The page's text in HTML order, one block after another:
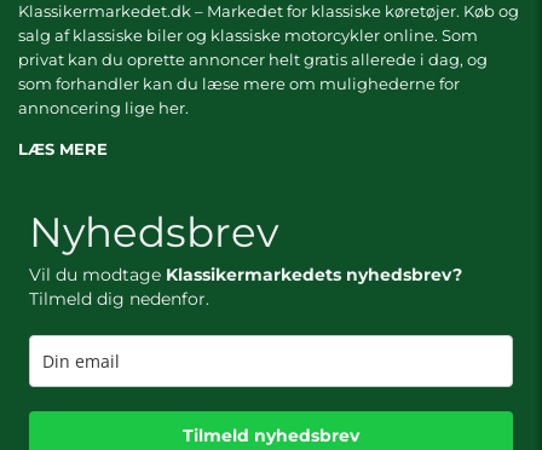
Klassikermarkedet.dk – Markedet for klassiske køretøjer. Køb og
salg af klassiske biler og klassiske motorcykler online. Som
privat kan du oprette annoncer helt gratis allerede i dag, og
som forhandler kan du læse mere om mulighederne for
annoncering lige her.
LÆS MERE
Nyhedsbrev
Vil du modtage Klassikermarkedets nyhedsbrev?
Tilmeld dig nedenfor.
Tilmeld nyhedsbrev